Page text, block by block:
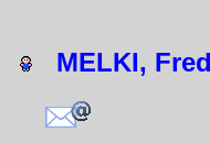
MELKI,